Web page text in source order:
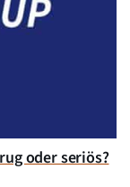
oder seriös?